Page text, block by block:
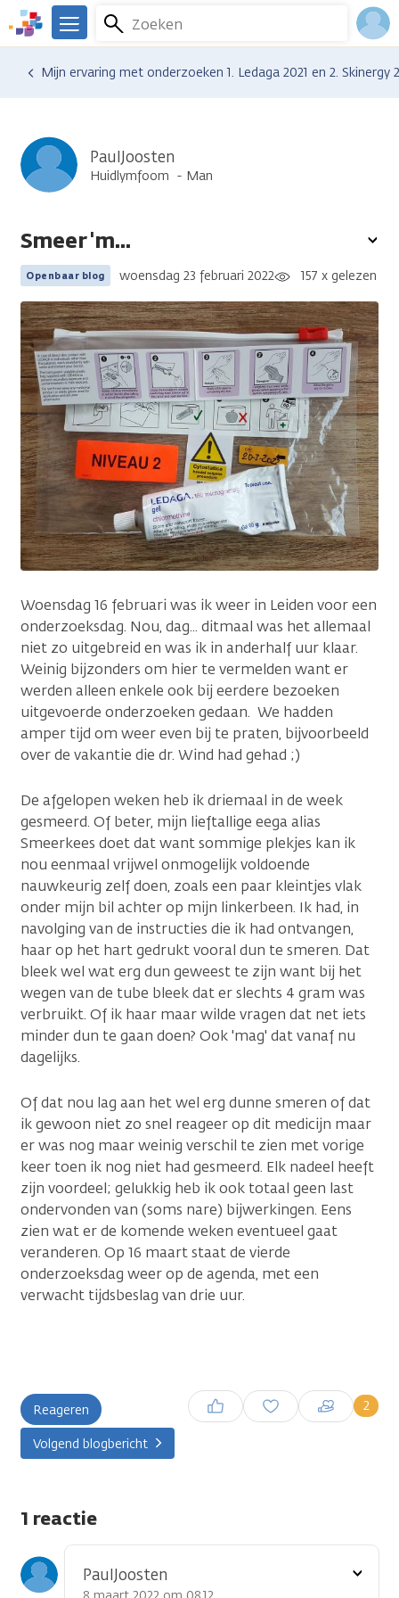
Overslaan
en
naar
We
er
Kanker.nl
Zoeken
Menu
Ervaringen van anderen
Blogsoverzicht
Mijn ervaring met onderzoeken 1. Ledaga 2021 en 2. Skinergy
PaulJoosten
Huidlymfoom Man
Smeer 'm...
Openbaar blog woensdag 23 februari 2022 157 x gelezen
Woensdag 16 februari was ik weer in Leiden voor een
onderzoeksdag. Nou, dag... ditmaal was het allemaal
niet zo uitgebreid en was ik in anderhalf uur klaar.
Weinig bijzonders om hier te vermelden want er
werden alleen enkele ook bij eerdere bezoeken
uitgevoerde onderzoeken gedaan. We hadden
amper tijd om weer even bij te praten, bijvoorbeeld
over de vakantie die dr. Wind had gehad ;)
De afgelopen weken heb ik driemaal in de week
gesmeerd. Of beter, mijn lieftallige eega alias
Smeerkees doet dat want sommige plekjes kan ik
nou eenmaal vrijwel onmogelijk voldoende
nauwkeurig zelf doen, zoals een paar kleintjes vlak
onder mijn bil achter op mijn linkerbeen. Ik had, in
navolging van de instructies die ik had ontvangen,
haar op het hart gedrukt vooral dun te smeren. Dat
bleek wel wat erg dun geweest te zijn want bij het
wegen van de tube bleek dat er slechts 4 gram was
verbruikt. Of ik haar maar wilde vragen dat net iets
minder dun te gaan doen? Ook 'mag' dat vanaf nu
dagelijks.
Of dat nou lag aan het wel erg dunne smeren of dat
ik gewoon niet zo snel reageer op dit medicijn maar
er was nog maar weinig verschil te zien met vorige
keer toen ik nog niet had gesmeerd. Elk nadeel heeft
zijn voordeel; gelukkig heb ik ook totaal geen last
ondervonden van (soms nare) bijwerkingen. Eens
zien wat er de komende weken eventueel gaat
veranderen. Op 16 maart staat de vierde
onderzoeksdag weer op de agenda, met een
verwacht tijdsbeslag van drie uur.
Reageren 2
Inloggen om een reactie te
plaatsen
Volgend blogbericht
1 reactie
PaulJoosten
Toon